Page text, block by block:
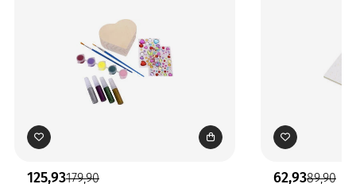
125,93179,90 62,9389,90